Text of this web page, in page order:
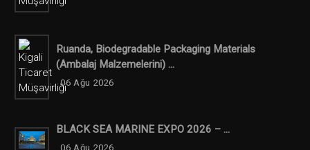
Ruanda, Biodegradable Packaging Materials
(ambalaj Malzemelerini) ...
06 Ağu 2026
BLACK SEA MARINE EXPO 2026 – ...
06 Ağu 2026